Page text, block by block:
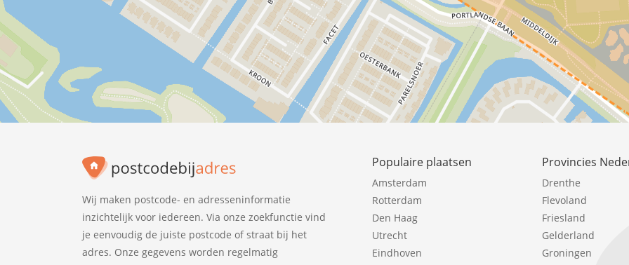
Wij maken postcode- en adresseninformatie
inzichtelijk voor iedereen. Via onze zoekfunctie vind
je eenvoudig de juiste postcode of straat bij het
adres. Onze gegevens worden regelmatig
Populaire plaatsen
Amsterdam
Rotterdam
Den Haag
Utrecht
Eindhoven
Provincies
Drenthe
Flevoland
Friesland
Gelderland
Groningen